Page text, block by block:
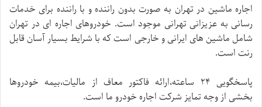
اجاره ماشین در تهران به صورت بدون راننده و با راننده برای خدمات
رسانی به عزیزانی تهرانی موجود است. خودروهای اجاره ای در تهران
شامل ماشین های ایرانی و خارجی است که با شرایط بسیار آسان قابل
رنت است.
پاسخگویی ۲۴ ساعته،ارائه فاکتور معاف از مالیات،بیمه خودروها
بخشی از وجه تمایز شرکت اجاره خودرو ما است.